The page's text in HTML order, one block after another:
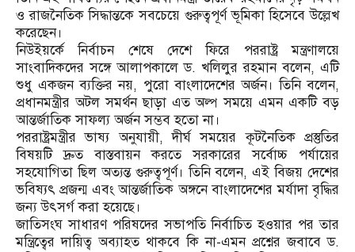
ও রাজনৈতিক সিদ্ধান্তকে সবচেয়ে গুরুত্বপূর্ণ ভূমিকা হিসেবে উল্লেখ
করেছেন।
নিউইয়র্কে নির্বাচন শেষে দেশে ফিরে পররাষ্ট্র মন্ত্রণালয়ে
সাংবাদিকদের সঙ্গে আলাপকালে ড. খলিলুর রহমান বলেন, এটি
শুধু একজন ব্যক্তির নয়, পুরো বাংলাদেশের অর্জন। তিনি বলেন,
প্রধানমন্ত্রীর অটল সমর্থন ছাড়া এত অল্প সময়ে এমন একটি বড়
আন্তর্জাতিক সাফল্য অর্জন সম্ভব হতো না।
পররাষ্ট্রমন্ত্রীর ভাষ্য অনুযায়ী, দীর্ঘ সময়ের কূটনৈতিক প্রস্তুতির
বিষয়টি দ্রুত বাস্তবায়ন করতে সরকারের সর্বোচ্চ পর্যায়ের
সহযোগিতা ছিল অত্যন্ত গুরুত্বপূর্ণ। তিনি বলেন, এই বিজয় দেশের
ভবিষ্যৎ প্রজন্ম এবং আন্তর্জাতিক অঙ্গনে বাংলাদেশের মর্যাদা বৃদ্ধির
জন্য উৎসর্গ করা হয়েছে।
জাতিসংঘ সাধারণ পরিষদের সভাপতি নির্বাচিত হওয়ার পর তার
মন্ত্রিত্বের দায়িত্ব অব্যাহত থাকবে কি না-এমন প্রশ্নের জবাবে ড.